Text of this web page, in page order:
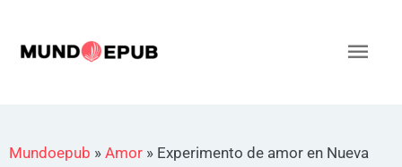
contenido
Mundoepub » Amor » Experimento de amor en Nueva